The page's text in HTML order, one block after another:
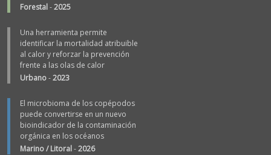
Forestal-2025
Una herramienta permite
identificar la mortalidad atribuible
al calor y reforzar la prevención
frente a las olas de calor
Urbano-2023
El microbioma de los copépodos
puede convertirse en un nuevo
bioindicador de la contaminación
orgánica en los océanos
Marino / Litoral-2026